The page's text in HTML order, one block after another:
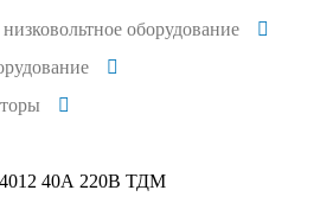
оборудование
40А 220В ТДМ